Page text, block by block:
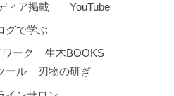
ィア掲載 YouTube
グで学ぶ
ーク
生木BOOKS
ール
刃物の研ぎ